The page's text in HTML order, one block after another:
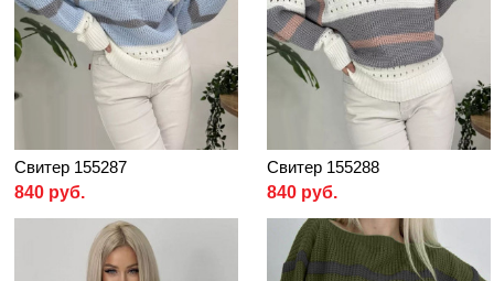
Свитер 155287
840 руб.
Свитер 155288
840 руб.